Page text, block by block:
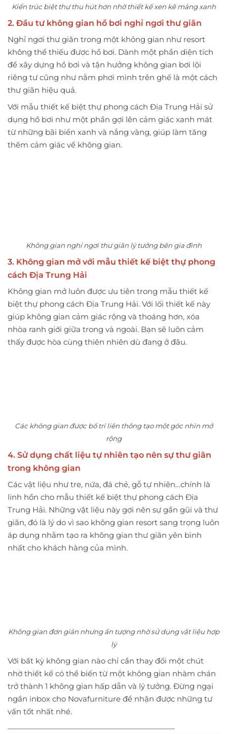
Kiến trúc biệt thự thu hút hơn nhờ thiết kế xen kẽ mảng xanh
2. Đầu tư không gian hồ bơi nghỉ ngơi thư giãn
Nghỉ ngơi thư giãn trong một không gian như resort
không thể thiếu được hồ bơi. Dành một phần diện tích
để xây dựng hồ bơi và tận hưởng không gian bơi lội
riêng tư cũng như nằm phơi mình trên ghế là một cách
thư giãn hiệu quả.
Với mẫu thiết kế biệt thự phong cách Địa Trung Hải sử
dụng hồ bơi như một phần gợi lên cảm giác xanh mát
từ những bãi biển xanh và nắng vàng, giúp làm tăng
thêm cảm giác về không gian.
Không gian nghỉ ngơi thư giãn lý tưởng bên gia đình
3. Không gian mở với mẫu thiết kế biệt thự phong
cách Địa Trung Hải
Không gian mở luôn được ưu tiên trong mẫu thiết kế
biệt thự phong cách Địa Trung Hải. Với lối thiết kế này
giúp không gian cảm giác rộng và thoáng hơn, xóa
nhòa ranh giới giữa trong và ngoài. Bạn sẽ luôn cảm
thấy được hòa cùng thiên nhiên dù đang ở đâu.
Các không gian được bố trí liên thông tạo một góc nhìn mở
rộng
4. Sử dụng chất liệu tự nhiên tạo nên sự thư giãn
trong không gian
Các vật liệu như tre, nứa, đá chẻ, gỗ tự nhiên…chính là
linh hồn cho mẫu thiết kế biệt thự phong cách Địa
Trung Hải. Những vật liệu này gợi nên sự gần gũi và thư
giãn, đó là lý do vì sao không gian resort sang trọng luôn
áp dụng nhằm tạo ra không gian thư giãn yên bình
nhất cho khách hàng của mình.
Không gian đơn giản nhưng ấn tượng nhờ sử dụng vật liệu hợp
lý
Với bất kỳ không gian nào chỉ cần thay đổi một chút
nhờ thiết kế có thể biến từ một không gian nhàm chán
trở thành 1 không gian hấp dẫn và lý tưởng. Đừng ngại
ngần inbox cho Novafurniture để nhận được những tư
vấn tốt nhất nhé.
——————————————————————